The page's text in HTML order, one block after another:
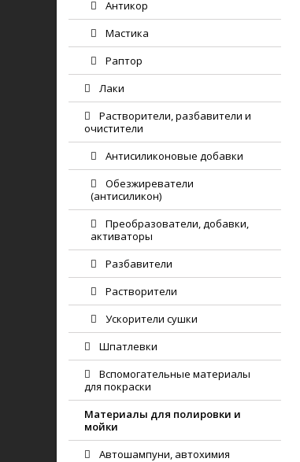
Антикор
Мастика
Раптор
Лаки
Растворители, разбавители и
очистители
Антисиликоновые добавки
Обезжиреватели
(антисиликон)
Преобразователи, добавки,
активаторы
Разбавители
Растворители
Ускорители сушки
Шпатлевки
Вспомогательные материалы
для покраски
Материалы для полировки и
мойки
Автошампуни, автохимия